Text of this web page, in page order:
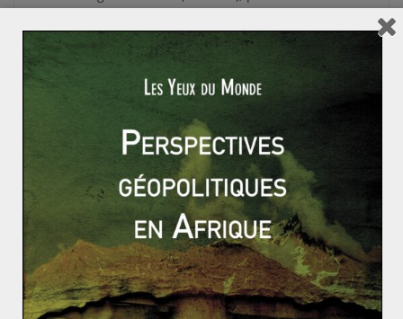
aménagements, dont le gigantesque barrage de Rogun,
qui serait alors le plus haut barrage du monde. En
réponse, l’Ouzbékistan et le Kazakhstan en aval, ont
donc annoncé la construction prochaine de plusieurs
projets de barrages et de réservoirs.
Vers une pénurie
d’eau dans la
région